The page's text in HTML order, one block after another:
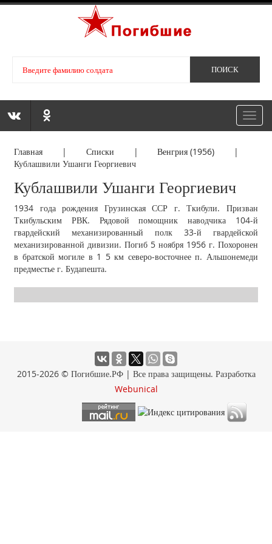
Главная | Списки |Венгрия (1956) |
Кублашвили Ушанги Георгиевич
Кублашвили Ушанги Георгиевич
1934 года рождения Грузинская ССР г. Ткибули. Призван
Ткибульским РВК. Рядовой помощник наводчика 104-й
гвардейский механизированный полк 33-й гвардейской
механизированной дивизии. Погиб 5 ноября 1956 г. Похоронен
в братской могиле в 1 5 км северо-восточнее п. Альшонемеди
предместье г. Будапешта.
2015-2026 © Погибшие.РФ | Все права защищены. Разработка
Webunical